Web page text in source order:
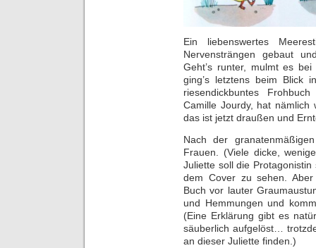
Ein liebenswertes
Nervensträngen gebaut
Geht’s runter, mulmt es
ging’s letztens beim Blick
riesendickbuntes
Camille Jourdy, hat nämlich
das ist jetzt draußen und
Nach der
Frauen. (Viele dicke,
Juliette soll die
dem Cover zu sehen.
Buch vor lauter
und Hemmungen und
(Eine Erklärung gibt es
säuberlich aufgelöst…
an dieser Juliette finden.)